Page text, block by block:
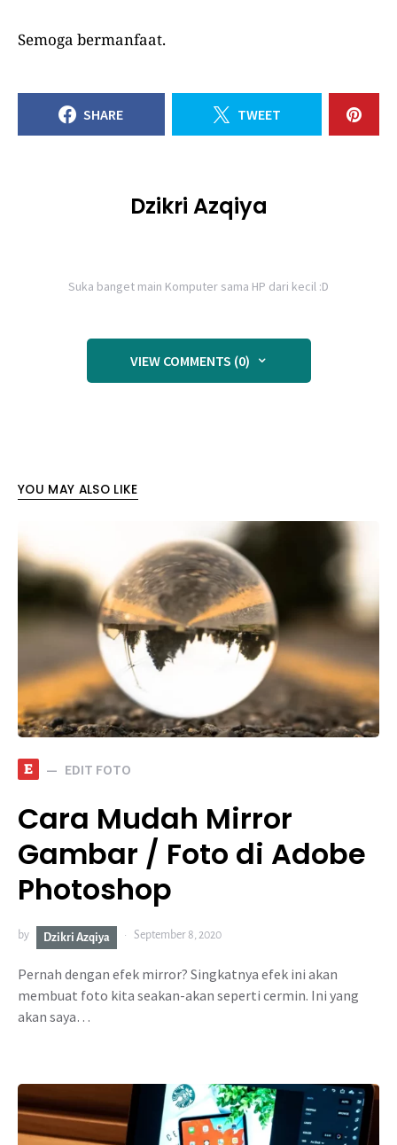
Semoga bermanfaat.
SHARE TWEET
Dzikri Azqiya
Suka banget main Komputer sama HP dari kecil :D
VIEW COMMENTS (0)
YOU MAY ALSO LIKE
E EDIT FOTO
Cara Mudah Mirror
Gambar / Foto di Adobe
Photoshop
by Dzikri Azqiya September 8, 2020
Pernah dengan efek mirror? Singkatnya efek ini akan
membuat foto kita seakan-akan seperti cermin. Ini yang
akan saya…